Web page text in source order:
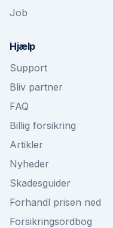
Job
Hjælp
Support
Bliv partner
FAQ
Billig forsikring
Artikler
Nyheder
Skadesguider
Forhandl prisen ned
Forsikringsordbog